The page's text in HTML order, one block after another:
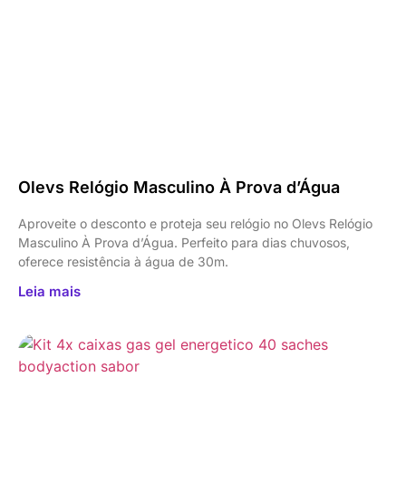
Olevs Relógio Masculino À Prova d’Água
Aproveite o desconto e proteja seu relógio no Olevs Relógio
Masculino À Prova d’Água. Perfeito para dias chuvosos,
oferece resistência à água de 30m.
Leia mais